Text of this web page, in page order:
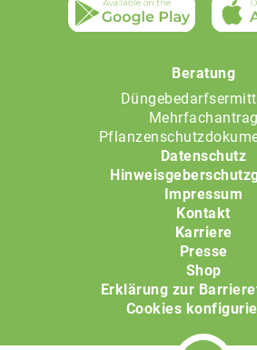
Beratung
Mehrfachantrag
Datenschutz
Impressum
Kontakt
Karriere
Presse
Shop
Erklärung zur
Cookies